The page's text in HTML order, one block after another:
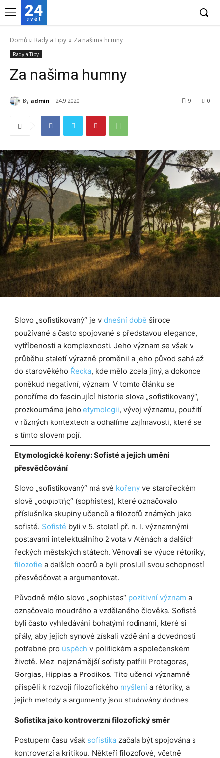
24
svět
Domů Rady a Tipy Za našima humny
Rady a Tipy
Za našima humny
By admin 24.9.2020 0
9
Slovo „sofistikovaný“ je v dnešní době široce
používané a často spojované s představou elegance,
vytříbenosti a komplexnosti. Jeho význam se však v
průběhu staletí výrazně proměnil a jeho původ sahá až
do starověkého Řecka, kde mělo zcela jiný, a dokonce
poněkud negativní, význam. V tomto článku se
ponoříme do fascinující historie slova „sofistikovaný“,
prozkoumáme jeho etymologii, vývoj významu, použití
v různých kontextech a odhalíme zajímavosti, které se
s tímto slovem pojí.
Etymologické kořeny: Sofisté a jejich umění
přesvědčování
Slovo „sofistikovaný“ má své kořenyve starořeckém
slově „σοφιστής“ (sophistes), které označovalo
příslušníka skupiny učenců a filozofů známých jako
sofisté. Sofisté byli v 5. století př. n. l. významnými
postavami intelektuálního života v Aténách a dalších
řeckých městských státech. Věnovali se výuce rétoriky,
filozofie a dalších oborů a byli proslulí svou schopností
přesvědčovat a argumentovat.
Původně mělo slovo „sophistes“ pozitivní význam a
označovalo moudrého a vzdělaného člověka. Sofisté
byli často vyhledáváni bohatými rodinami, které si
přály, aby jejich synové získali vzdělání a dovednosti
potřebné pro úspěch v politickém a společenském
životě. Mezi nejznámější sofisty patřili Protagoras,
Gorgias, Hippias a Prodikos. Tito učenci významně
přispěli k rozvoji filozofického myšlenía rétoriky, a
jejich metody a argumenty jsou studovány dodnes.
Sofistika jako kontroverzní filozofický směr
Postupem času však sofistikazačala být spojována s
kontroverzí a kritikou. Někteří filozofové, včetně